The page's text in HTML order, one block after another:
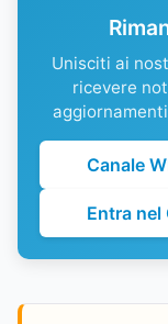
Unisciti ai
ricevere
Canale
Entra nel